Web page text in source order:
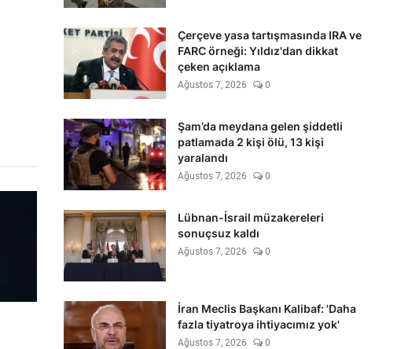
Çerçeve yasa tartışmasında IRA ve
FARC örneği: Yıldız'dan dikkat
çeken açıklama
Ağustos 7, 2026 0
Şam’da meydana gelen şiddetli
patlamada 2 kişi ölü, 13 kişi
yaralandı
Ağustos 7, 2026 0
Lübnan-İsrail müzakereleri
sonuçsuz kaldı
Ağustos 7, 2026 0
İran Meclis Başkanı Kalibaf: 'Daha
fazla tiyatroya ihtiyacımız yok'
Ağustos 7, 2026 0